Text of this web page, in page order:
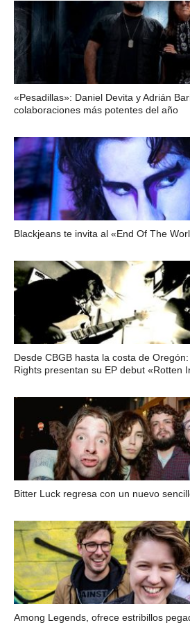
«Pesadillas»: Daniel Devita y Adrián
colaboraciones más potentes del año
Blackjeans te invita al «End Of The
Desde CBGB hasta la costa de
Rights presentan su EP debut «Rotten
Bitter Luck regresa con un nuevo
Among Legends, ofrece estribillos